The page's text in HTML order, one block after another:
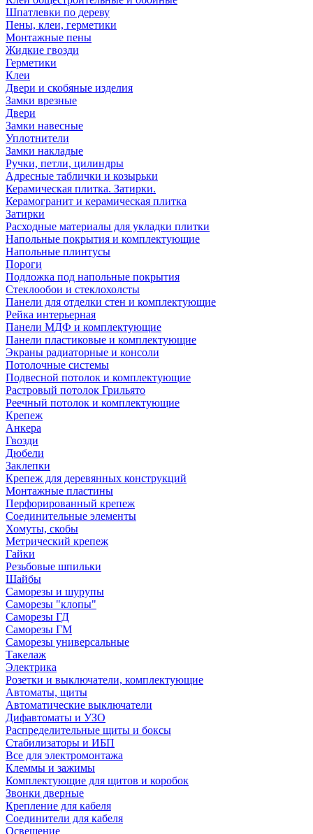
Шпатлевки по дереву
Пены, клеи, герметики
Монтажные пены
Жидкие гвозди
Герметики
Клеи
Двери и скобяные изделия
Замки врезные
Двери
Замки навесные
Уплотнители
Замки накладые
Ручки, петли, цилиндры
Адресные таблички и козырьки
Керамическая плитка. Затирки.
Керамогранит и керамическая плитка
Затирки
Расходные материалы для укладки плитки
Напольные покрытия и комплектующие
Напольные плинтусы
Пороги
Подложка под напольные покрытия
Стеклообои и стеклохолсты
Панели для отделки стен и комплектующие
Рейка интерьерная
Панели МДФ и комплектующие
Панели пластиковые и комплектующие
Экраны радиаторные и консоли
Потолочные системы
Подвесной потолок и комплектующие
Растровый потолок Грильято
Реечный потолок и комплектующие
Крепеж
Анкера
Гвозди
Дюбели
Заклепки
Крепеж для деревянных конструкций
Монтажные пластины
Перфорированный крепеж
Соединительные элементы
Хомуты, скобы
Метрический крепеж
Гайки
Резьбовые шпильки
Шайбы
Саморезы и шурупы
Саморезы "клопы"
Саморезы ГД
Саморезы ГМ
Саморезы универсальные
Такелаж
Электрика
Розетки и выключатели, комплектующие
Автоматы, щиты
Автоматические выключатели
Дифавтоматы и УЗО
Распределительные щиты и боксы
Стабилизаторы и ИБП
Все для электромонтажа
Клеммы и зажимы
Комплектующие для щитов и коробок
Звонки дверные
Крепление для кабеля
Соединители для кабеля
Освещение